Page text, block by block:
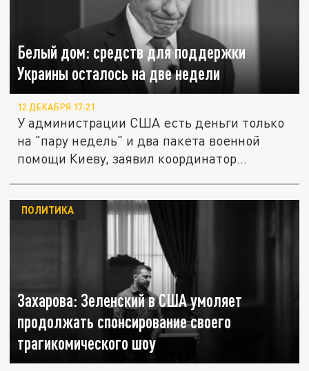
Белый дом: средств для поддержки
Украины осталось на две недели
12 ДЕКАБРЯ 17:21
У администрации США есть деньги только
на "пару недель" и два пакета военной
помощи Киеву, заявил координатор...
Захарова: Зеленский в США умоляет
продолжать спонсирование своего
трагикомического шоу
ПОЛИТИКА